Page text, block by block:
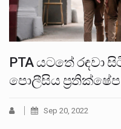
PTA යටතේ රඳවා
පොලීසිය
Sep 20, 2022